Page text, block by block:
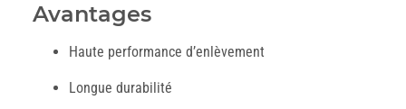
Avantages
Haute performance d’enlèvement
Longue durabilité